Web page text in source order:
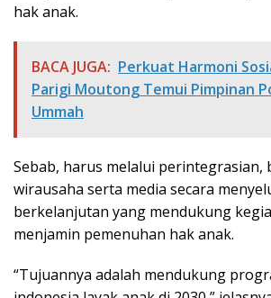
hak anak.
BACA JUGA: Perkuat Harmoni
Parigi Moutong Temui Pimpinan
Ummah
Sebab, harus melalui perintegrasian,
wirausaha serta media secara
berkelanjutan yang mendukung
menjamin pemenuhan hak anak.
“Tujuannya adalah mendukung